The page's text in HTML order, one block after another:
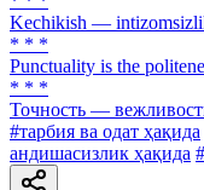
Kechikish —
* * *
Punctuality is the
* * *
Точность —
#тарбия ва одат ҳақида
андишасизлик ҳақида